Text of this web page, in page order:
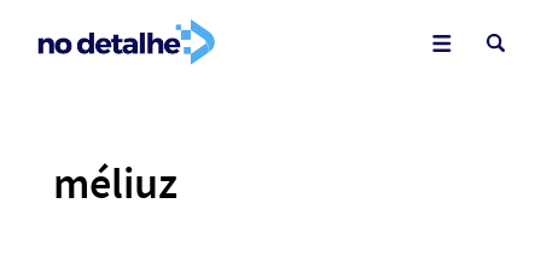
méliuz